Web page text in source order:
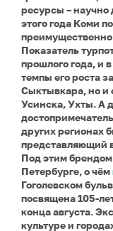
ресурсы –
этого года Коми
Показатель
прошлого года, и
темпы его роста
Сыктывкара, но и
Усинска, Ухты. А
других регионах
представляющий
Под этим
Петербурге, о чём
Гоголевском
посвящена 105-
конца августа.
культуре и